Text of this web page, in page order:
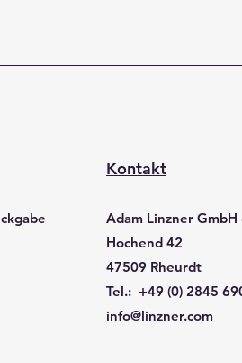
Kontakt
Adam Linzner GmbH
Hochend 42
47509 Rheurdt
Tel.: +49 (0) 2845
info@linzner.com